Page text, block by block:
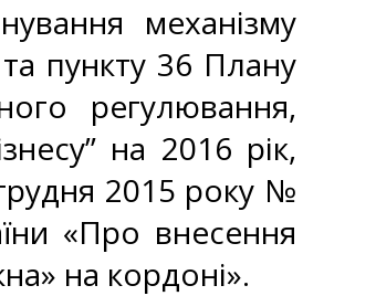
механізму
пункту 36 Плану
регулювання,
на 2016 рік,
2015 року №
«Про внесення
на кордоні».